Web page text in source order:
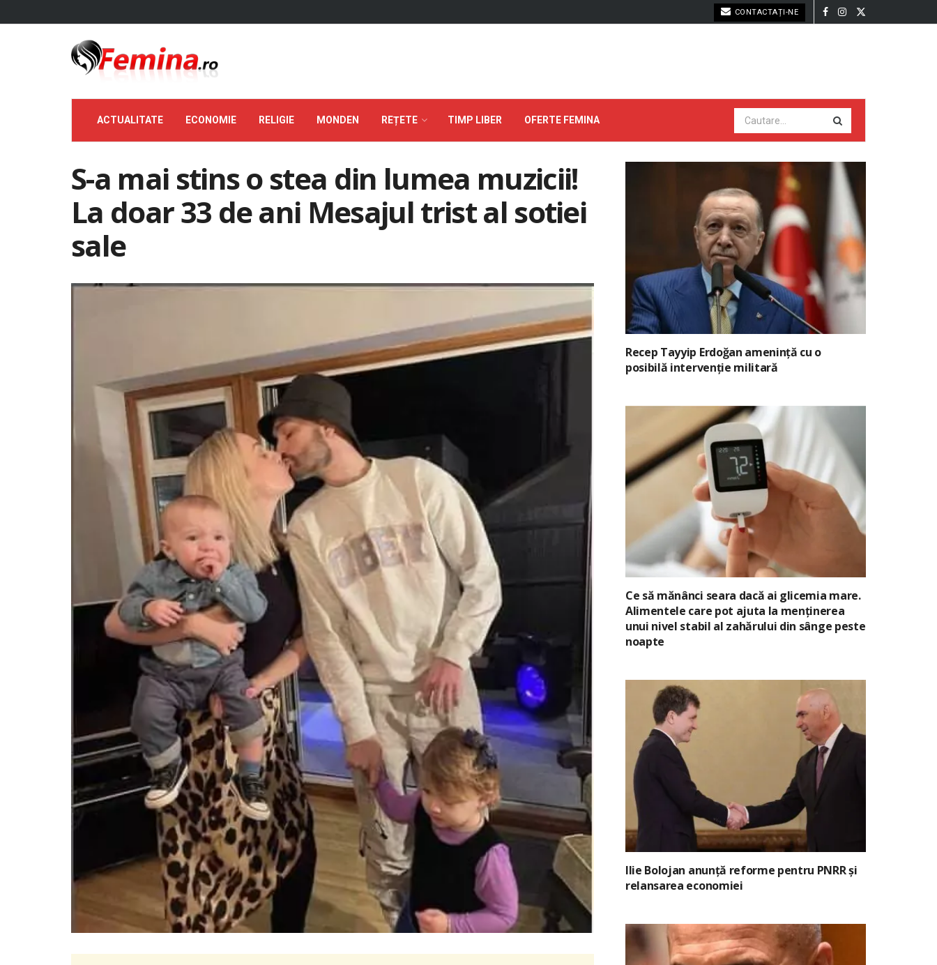
CONTACTAȚI-NE
ACTUALITATE ECONOMIE RELIGIE MONDEN REȚETE TIMP LIBER OFERTE FEMINA
S-a mai stins o stea din lumea muzicii!
La doar 33 de ani Mesajul trist al sotiei
sale
Recep Tayyip Erdoğan amenință cu o
posibilă intervenție militară
Ce să mănânci seara dacă ai glicemia mare.
Alimentele care pot ajuta la menținerea
unui nivel stabil al zahărului din sânge peste
noapte
Ilie Bolojan anunță reforme pentru PNRR și
relansarea economiei